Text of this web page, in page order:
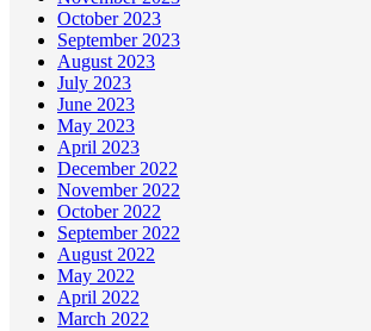
October 2023
September 2023
August 2023
July 2023
June 2023
May 2023
April 2023
December 2022
November 2022
October 2022
September 2022
August 2022
May 2022
April 2022
March 2022